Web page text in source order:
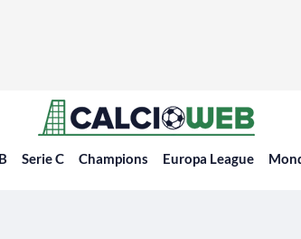
Serie C Champions Europa League